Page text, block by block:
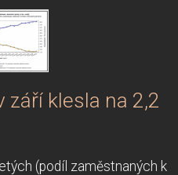
září klesla na 2,2
(podíl zaměstnaných k